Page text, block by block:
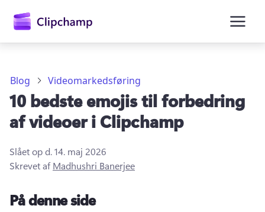
Prøv det gratis
Blog Videomarkedsføring
10 bedste emojis til forbedring
af videoer i Clipchamp
Slået op d.14. maj 2026
Skrevet afMadhushri Banerjee
På denne side